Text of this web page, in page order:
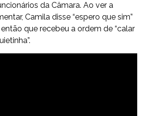
da Câmara. Ao ver a
Camila disse “espero que sim”
que recebeu a ordem de “calar